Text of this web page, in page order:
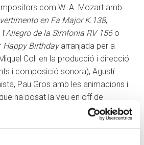
com W. A. Mozart amb
en Fa Major K.138,
Allegro de la Simfonia RV 156o
Happy Birthdayarranjada per a
Coll en la producció i direcció
i composició sonora), Agustí
Pau Gros amb les animacions i
ha posat la veu en off de
de les persones implicades en